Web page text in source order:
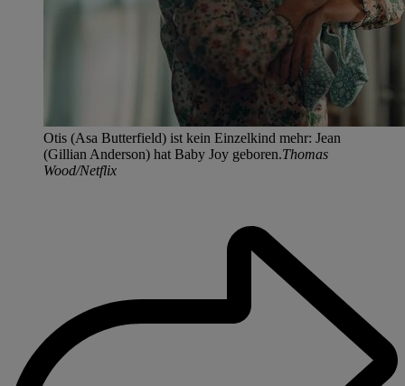
Otis (Asa Butterfield) ist kein Einzelkind mehr: Jean
(Gillian Anderson) hat Baby Joy geboren.Thomas
Wood/Netflix